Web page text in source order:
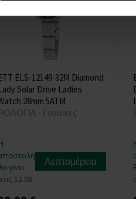
ELS-12149-32M Diamond
Solar Drive Ladies
28mm 5ATM
- Γυναίκες
γίνει
12.08.
Λεπτομέρεια